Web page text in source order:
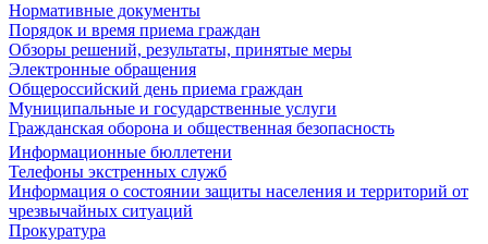
Нормативные документы
Порядок и время приема граждан
Обзоры решений, результаты, принятые меры
Электронные обращения
Общероссийский день приема граждан
Муниципальные и государственные услуги
Гражданская оборона и общественная безопасность
Информационные бюллетени
Телефоны экстренных служб
Информация о состоянии защиты населения и территорий от
чрезвычайных ситуаций
Прокуратура